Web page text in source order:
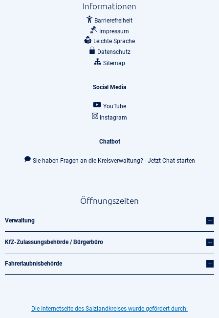
Informationen
Barrierefreiheit
Impressum
Leichte Sprache
Datenschutz
Sitemap
Social Media
YouTube
Instagram
Chatbot
Sie haben Fragen an die Kreisverwaltung? - Jetzt Chat starten
Öffnungszeiten
Verwaltung
KfZ-Zulassungsbehörde / Bürgerbüro
Fahrerlaubnisbehörde
Die Internetseite des Salzlandkreises wurde gefördert durch: